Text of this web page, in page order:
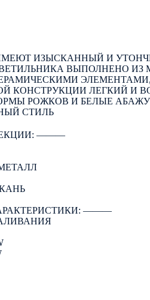
ИЗЫСКАННЫЙ И
ВЫПОЛНЕНО ИЗ
ЭЛЕМЕНТАМИ,
КОНСТРУКЦИИ ЛЕГКИЙ И
РОЖКОВ И БЕЛЫЕ
СТИЛЬ
―――
―――